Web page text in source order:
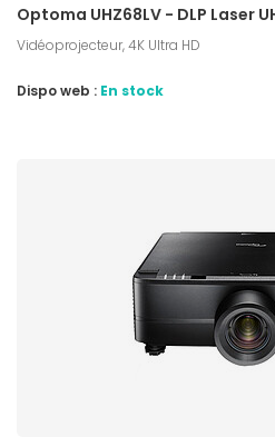
Optoma UHZ68LV - DLP Laser
Vidéoprojecteur, 4K Ultra HD
Dispo web : En stock